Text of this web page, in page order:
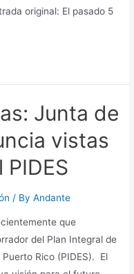
original: El pasado 5
Junta de
vistas
/ ByAndante
que
del Plan Integral de
Rico (PIDES). El